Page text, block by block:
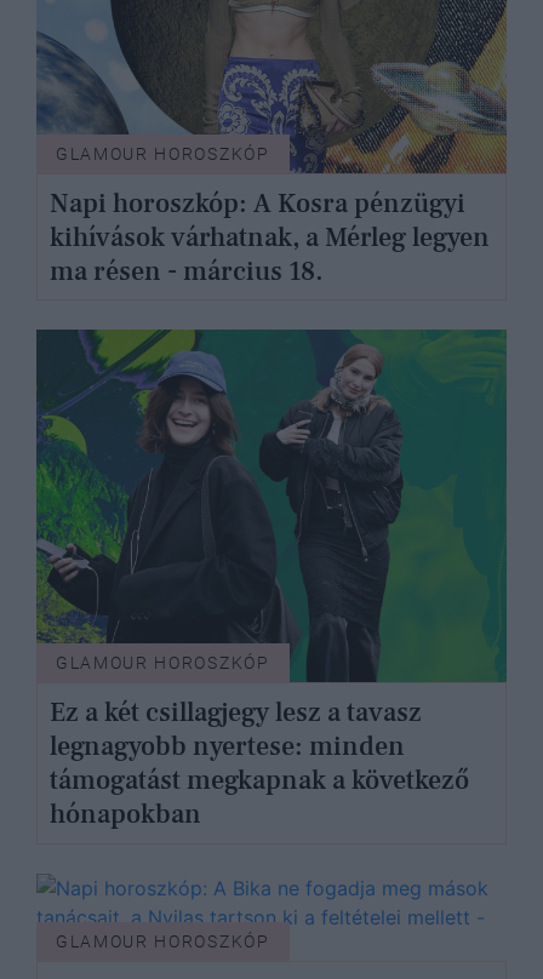
GLAMOUR HOROSZKÓP
Napi horoszkóp: A Kosra pénzügyi
kihívások várhatnak, a Mérleg legyen
ma résen - március 18.
GLAMOUR HOROSZKÓP
Ez a két csillagjegy lesz a tavasz
legnagyobb nyertese: minden
támogatást megkapnak a következő
hónapokban
GLAMOUR HOROSZKÓP